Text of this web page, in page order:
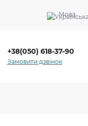
Мова
+38(050) 618-37-90
Замовити дзвінок